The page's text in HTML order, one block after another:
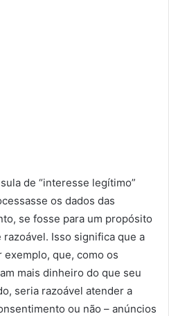
de “interesse legítimo”
os dados das
se fosse para um propósito
Isso significa que a
que, como os
mais dinheiro do que seu
seria razoável atender a
ou não – anúncios